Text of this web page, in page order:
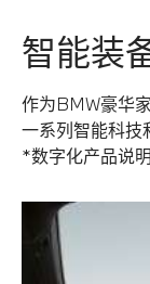
智能装
作为BMW豪华
一系列智能科技
*数字化产品说